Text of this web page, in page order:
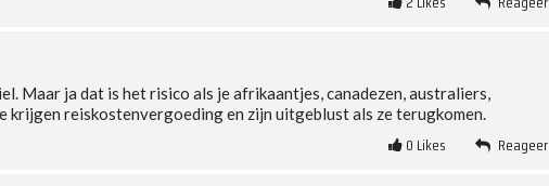
Maar ja dat is het risico als je afrikaantjes, canadezen, australiers,
krijgen reiskostenvergoeding en zijn uitgeblust als ze terugkomen.
0 Likes Reageer